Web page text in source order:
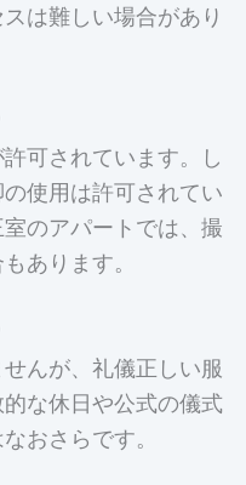
は難しい場合があり
可されています。し
使用は許可されてい
のアパートでは、撮
あります。
んが、礼儀正しい服
な休日や公式の儀式
おさらです。